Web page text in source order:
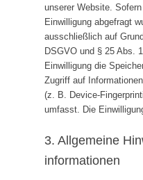
unserer Website.
Einwilligung abgefragt
ausschließlich auf
DSGVO und § 25 Abs.
Einwilligung die
Zugriff auf
(z. B. Device-
umfasst. Die
3. Allgemeine
informationen